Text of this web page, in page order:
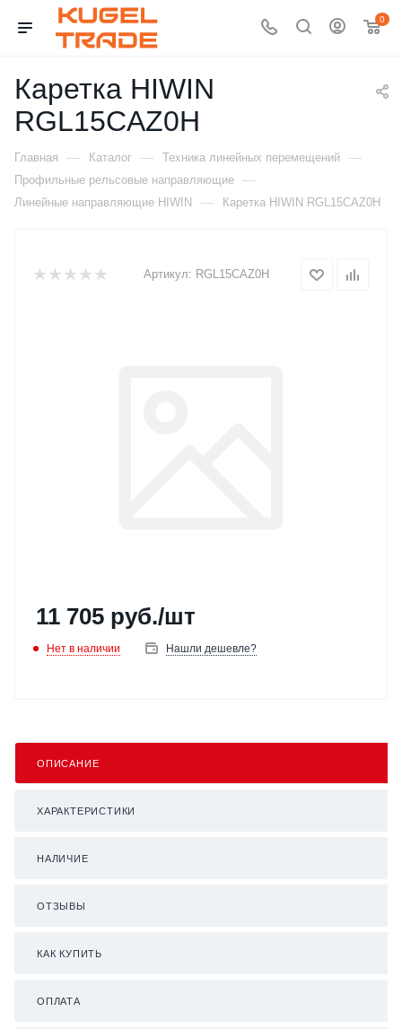
0
Каретка HIWIN
RGL15CAZ0H
Главная — Каталог — Техника линейных перемещений —
Профильные рельсовые направляющие —
Линейные направляющие HIWIN — Каретка HIWIN RGL15CAZ0H
Артикул: RGL15CAZ0H
11 705 руб./шт
Нет в наличии Нашли дешевле?
ОПИСАНИЕ
ХАРАКТЕРИСТИКИ
НАЛИЧИЕ
ОТЗЫВЫ
КАК КУПИТЬ
ОПЛАТА